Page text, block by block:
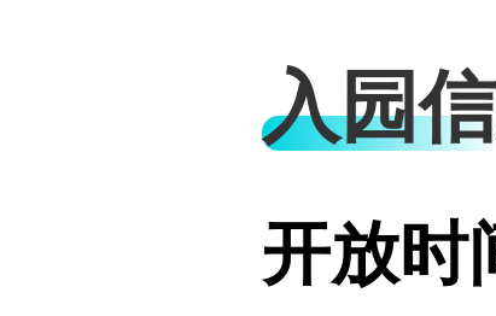
入园
开放时